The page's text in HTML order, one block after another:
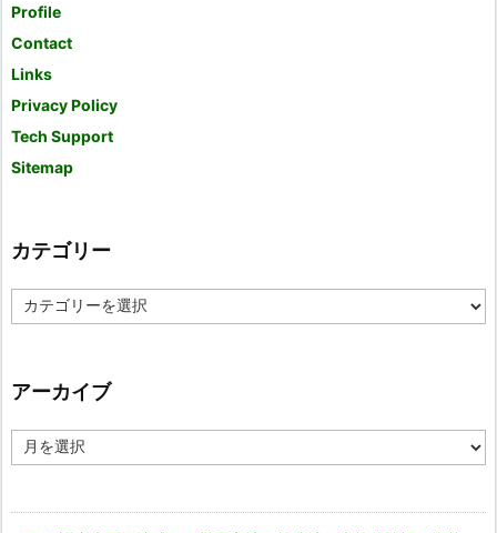
Profile
Contact
Links
Privacy Policy
Tech Support
Sitemap
カテゴリー
テ
ー
アーカイブ
ー